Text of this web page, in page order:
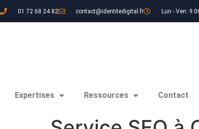
01 72 68 24 82 contact@identitedigital.fr Lun - Ven:
Expertises Ressources Contact